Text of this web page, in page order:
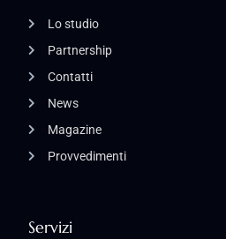
Servizi
Lo studio
Partnership
Contatti
News
Magazine
Provvedimenti